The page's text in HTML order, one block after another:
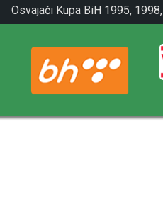
Osvajači Kupa BiH 1995, 1998,
2001.